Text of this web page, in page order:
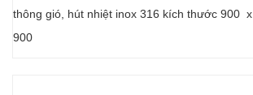
thông gió, hút nhiệt inox 316 kích thước 900 x
900